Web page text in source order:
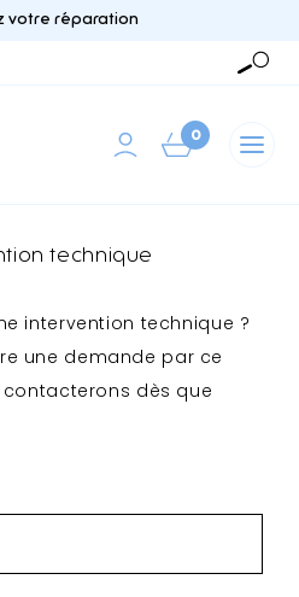
votre réparation
0
technique
intervention technique ?
une demande par ce
dès que